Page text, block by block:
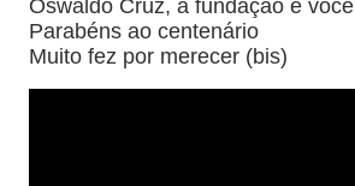
Oswaldo Cruz, a fundação é você
Parabéns ao centenário
Muito fez por merecer (bis)